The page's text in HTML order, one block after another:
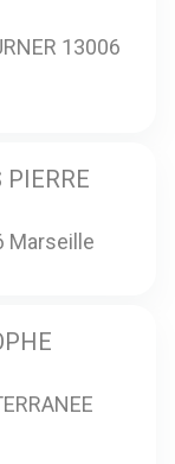
13006
Marseille